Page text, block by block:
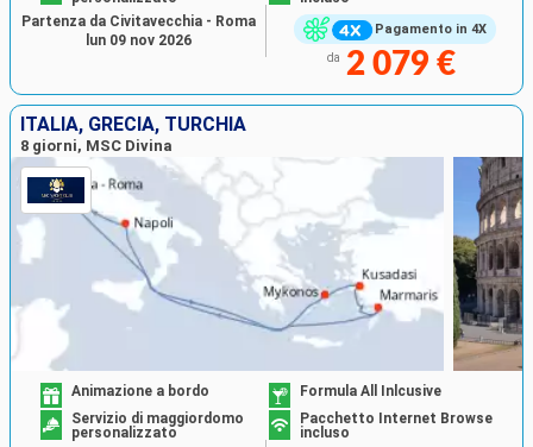
Pagamento in 4X
da 2 079 €
Partenza da Civitavecchia - Roma
lun 09 nov 2026
ITALIA, GRECIA, TURCHIA
8 giorni, MSC Divina
Animazione a bordo
Formula All Inlcusive
Servizio di maggiordomo
personalizzato
Pacchetto Internet Browse
incluso